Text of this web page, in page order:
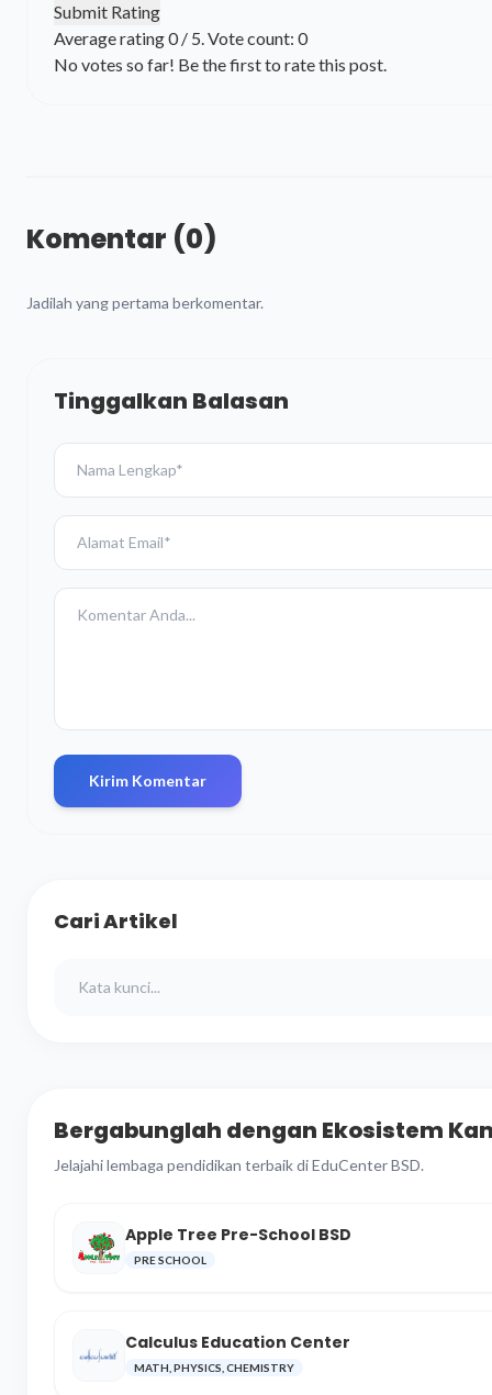
Submit Rating
Average rating0/ 5. Vote count: 0
No votes so far! Be the first to rate this post.
Komentar (0)
Jadilah yang pertama berkomentar.
Tinggalkan Balasan
Kirim Komentar
Cari Artikel
Bergabunglah dengan Ekosistem
Jelajahi lembaga pendidikan terbaik di EduCenter BSD.
Apple Tree Pre-School BSD
PRE SCHOOL
Calculus Education Center
MATH, PHYSICS, CHEMISTRY